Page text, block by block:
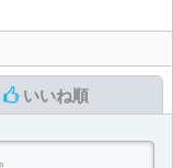
いいね順